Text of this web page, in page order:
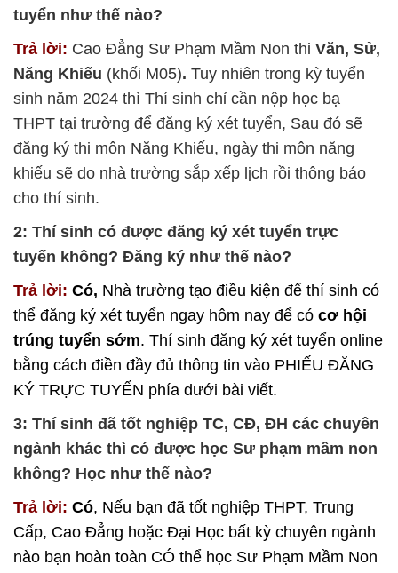
tuyển như thế nào?
Trả lời: Cao Đẳng Sư Phạm Mầm Non thi Văn, Sử,
Năng Khiếu (khối M05). Tuy nhiên trong kỳ tuyển
sinh năm 2024 thì Thí sinh chỉ cần nộp học bạ
THPT tại trường để đăng ký xét tuyển, Sau đó sẽ
đăng ký thi môn Năng Khiếu, ngày thi môn năng
khiếu sẽ do nhà trường sắp xếp lịch rồi thông báo
cho thí sinh.
2: Thí sinh có được đăng ký xét tuyển trực
tuyến không? Đăng ký như thế nào?
Trả lời: Có, Nhà trường tạo điều kiện để thí sinh có
thể đăng ký xét tuyển ngay hôm nay để có cơ hội
trúng tuyển sớm. Thí sinh đăng ký xét tuyển online
bằng cách điền đầy đủ thông tin vào PHIẾU ĐĂNG
KÝ TRỰC TUYẾN phía dưới bài viết.
3: Thí sinh đã tốt nghiệp TC, CĐ, ĐH các chuyên
ngành khác thì có được học Sư phạm mầm non
không? Học như thế nào?
Trả lời: Có, Nếu bạn đã tốt nghiệp THPT, Trung
Cấp, Cao Đẳng hoặc Đại Học bất kỳ chuyên ngành
nào bạn hoàn toàn CÓ thể học Sư Phạm Mầm Non